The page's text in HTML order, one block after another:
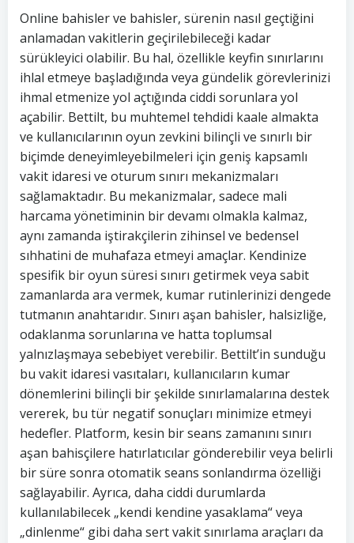
Online bahisler ve bahisler, sürenin nasıl geçtiğini
anlamadan vakitlerin geçirilebileceği kadar
sürükleyici olabilir. Bu hal, özellikle keyfin sınırlarını
ihlal etmeye başladığında veya gündelik görevlerinizi
ihmal etmenize yol açtığında ciddi sorunlara yol
açabilir. Bettilt, bu muhtemel tehdidi kaale almakta
ve kullanıcılarının oyun zevkini bilinçli ve sınırlı bir
biçimde deneyimleyebilmeleri için geniş kapsamlı
vakit idaresi ve oturum sınırı mekanizmaları
sağlamaktadır. Bu mekanizmalar, sadece mali
harcama yönetiminin bir devamı olmakla kalmaz,
aynı zamanda iştirakçilerin zihinsel ve bedensel
sıhhatini de muhafaza etmeyi amaçlar. Kendinize
spesifik bir oyun süresi sınırı getirmek veya sabit
zamanlarda ara vermek, kumar rutinlerinizi dengede
tutmanın anahtarıdır. Sınırı aşan bahisler, halsizliğe,
odaklanma sorunlarına ve hatta toplumsal
yalnızlaşmaya sebebiyet verebilir. Bettilt’in sunduğu
bu vakit idaresi vasıtaları, kullanıcıların kumar
dönemlerini bilinçli bir şekilde sınırlamalarına destek
vererek, bu tür negatif sonuçları minimize etmeyi
hedefler. Platform, kesin bir seans zamanını sınırı
aşan bahisçilere hatırlatıcılar gönderebilir veya belirli
bir süre sonra otomatik seans sonlandırma özelliği
sağlayabilir. Ayrıca, daha ciddi durumlarda
kullanılabilecek „kendi kendine yasaklama“ veya
„dinlenme“ gibi daha sert vakit sınırlama araçları da